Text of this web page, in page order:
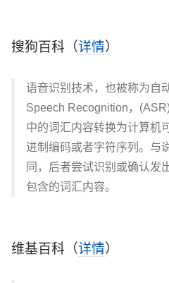
搜狗百科（详情）
语音识别技术，也被称为自
Speech Recognition，
中的词汇内容转换为计算机
进制编码或者字符序列。与
同，后者尝试识别或确认发
包含的词汇内容。
维基百科（详情）